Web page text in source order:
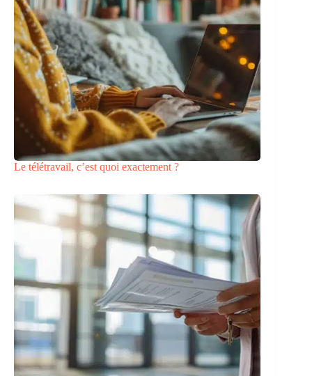
Le télétravail, c’est quoi exactement ?